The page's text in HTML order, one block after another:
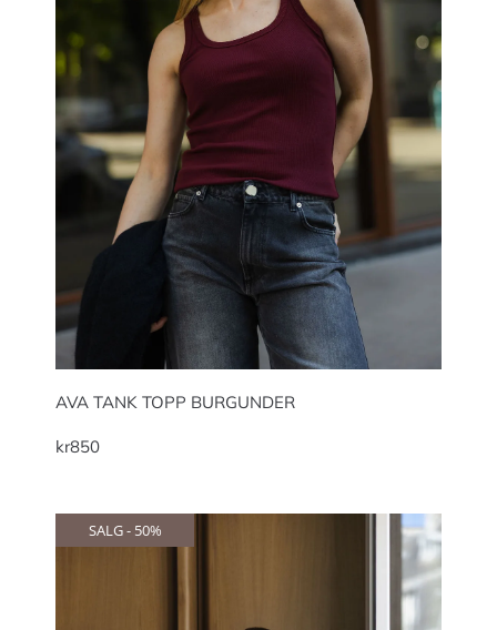
AVA TANK TOPP BURGUNDER
kr850
SALG - 50%
SALG - 50%
SALG - 50%
SALG - 50%
SALG - 50%
SALG - 50%